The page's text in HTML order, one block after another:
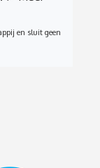
en sluit geen